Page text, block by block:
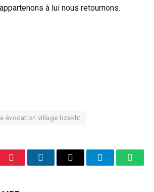
à lui nous retournons.
évocation village tizekht
PinterestLinkedInEmail Telegram